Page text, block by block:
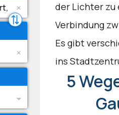
der Lichter zu
Verbindung
Es gibt
ins
5